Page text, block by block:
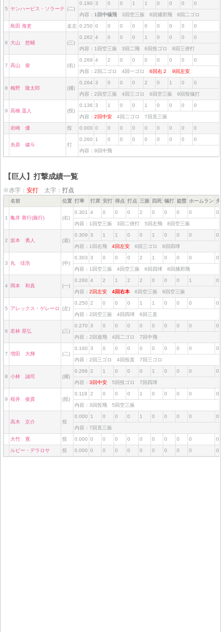
5 ヤンハービス・ソラーテ (二)
0.190 3 0 0 1 1 0 0 0 0
内容： 1回中犠飛 3回空三振 6回捕邪飛 8回二ゴロ
島田 海吏 走左 0.250 0 0 0 0 0 0 0 0 0
6 大山 悠輔 (三)
0.262 4 0 0 0 1 0 0 0 0
内容：1回空三振 3回二飛 6回投ゴロ 8回三併打
7 高山 俊 (右)
0.269 4 2 0 0 0 0 0 0 0
内容：2回二ゴロ 4回一ゴロ 6回右２ 9回左安
8 梅野 隆太郎 (捕)
0.264 3 0 0 0 2 0 1 0 0
内容：2回空三振 4回三ゴロ 6回空三振 9回投犠打
9 高橋 遥人 (投)
0.136 3 1 0 0 1 0 0 0 0
内容： 2回中安 4回二ゴロ 7回見三振
岩崎 優 投 0.000 0 0 0 0 0 0 0 0 0
糸原 健斗 打
0.260 1 0 0 0 0 0 0 0 0
内容：9回中飛
【巨人】打撃成績一覧
※赤字： 安打 太字： 打点
名前 位置 打率 打席 安打 得点 打点 三振 四死 犠打 盗塁 ホームラン
1 亀井 善行(義行) (右)
0.301 4 0 0 0 2 0 0 0 0 0
内容：1回空三振 3回二併打 5回左飛 8回空三振
2 坂本 勇人 (遊)
0.309 3 1 1 0 0 1 0 0 0 0
内容：1回右飛 4回左安 6回三ゴロ 8回四球
3 丸 佳浩 (中)
0.303 3 0 0 0 2 1 0 0 0 0
内容：1回空三振 4回空三振 6回四球 8回捕邪飛
4 岡本 和真 (一)
0.260 4 2 1 2 2 0 0 0 1 0
内容： 2回左安 4回右本 6回空三振 8回空三振
5 アレックス・ゲレーロ (左)
0.250 2 0 0 0 1 1 0 0 0 0
内容：2回空三振 4回四球 6回三直
6 若林 晃弘 (三)
0.270 3 0 0 0 0 0 0 0 0 0
内容：2回遊飛 4回二ゴロ 7回中飛
7 増田 大輝 (二)
0.160 3 0 0 0 0 0 0 0 0 0
内容：2回三ゴロ 4回投直 7回三ゴロ
8 小林 誠司 (捕)
0.266 2 1 0 0 0 1 0 0 0 0
内容： 3回中安 5回投ゴロ 7回四球
9 桜井 俊貴 (投)
0.118 2 0 0 0 1 0 0 0 0 0
内容：3回投飛 5回空三振
高木 京介 投
0.000 1 0 0 0 1 0 0 0 0 0
内容：7回見三振
大竹 寛 投 0.000 0 0 0 0 0 0 0 0 0 0
ルビー・デラロサ 投 0.000 0 0 0 0 0 0 0 0 0 0